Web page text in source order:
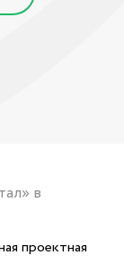
в
проектная